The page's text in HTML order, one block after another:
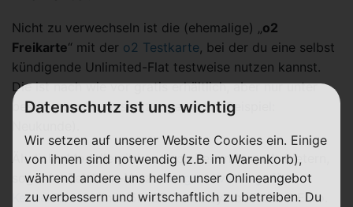
Nicht zu verwechseln ist die (ehemalige) „o2
Freikarte“ mit der o2 Testkarte, bei der du eine selbst
kündigende Unlimited-Flat testweise nutzen kannst.
Die ist nach wie vor gratis erhältlich, aber nur unter
bestimmten Voraussetzungen (zum Beispiel:
Ähnliche Modelle gibt es auch bei anderen Anbietern,
sogar im Telekom-Netz.Congstar verlangt fürs
Kennenlerneneines 50-GB-Tarifs symbolische 1 Euro.
Datenschutz ist uns wichtig
Wir setzen auf unserer Website Cookies ein. Einige
von ihnen sind notwendig (z.B. im Warenkorb),
während andere uns helfen unser Onlineangebot
zu verbessern und wirtschaftlich zu betreiben. Du